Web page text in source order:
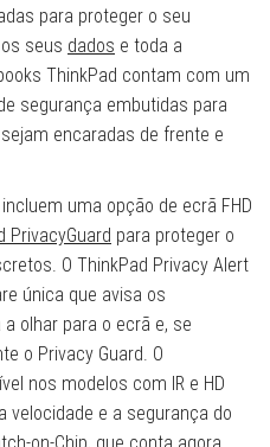
para proteger o seu
seus dados e toda a
ThinkPad contam com um
segurança embutidas para
encaradas de frente e
uma opção de ecrã FHD
PrivacyGuard para proteger o
O ThinkPad Privacy Alert
única que avisa os
olhar para o ecrã e, se
o Privacy Guard. O
nos modelos com IR e HD
velocidade e a segurança do